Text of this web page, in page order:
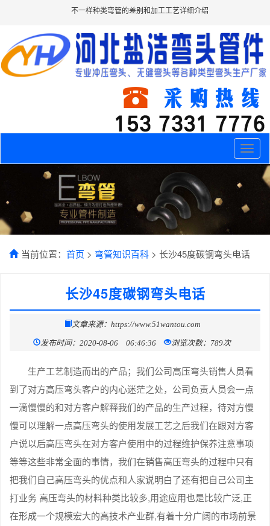
不一样种类弯管的差别和加工工艺详细介绍
Toggle
当前位置： 首页 > 弯管知识百科 > 长沙45度碳钢弯头电话
长沙45度碳钢弯头电话
文章来源：https://www.51wantou.com
发布时间：2020-08-06 06:46:36 浏览次数：789次
生产工艺制造而出的产品；我们公司高压弯头销售人员看
到了对方高压弯头客户的内心迷茫之处，公司负责人员会一点
一滴慢慢的和对方客户解释我们的产品的生产过程，待对方慢
慢可以理解一点高压弯头的使用发展工艺之后我们在跟对方客
户说以后高压弯头在对方客户使用中的过程维护保养注意事项
等等这些非常全面的事情，我们在销售高压弯头的过程中只有
把我们自己高压弯头的优点和人家说明白了还有把自己公司主
打业务 高压弯头的材料种类比较多,用途应用也是比较广泛,正
在形成一个规模宏大的高技术产业群,有着十分广阔的市场前景